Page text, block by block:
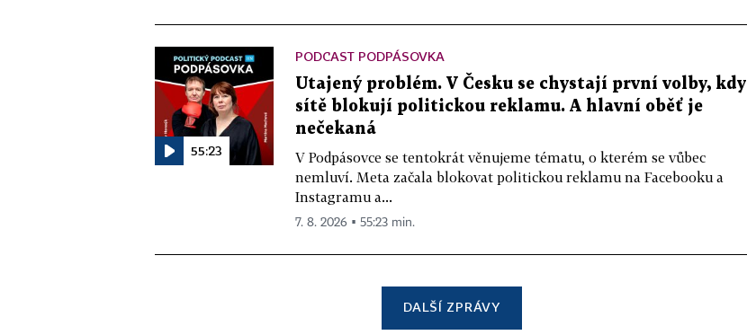
55:23
PODCAST PODPÁSOVKA
Utajený problém. V Česku se chystají první volby, kdy
sítě blokují politickou reklamu. A hlavní oběť je
nečekaná
V Podpásovce se tentokrát věnujeme tématu, o kterém se vůbec
nemluví. Meta začala blokovat politickou reklamu na Facebooku a
Instagramu a...
7. 8. 2026 ▪ 55:23 min.
DALŠÍ ZPRÁVY